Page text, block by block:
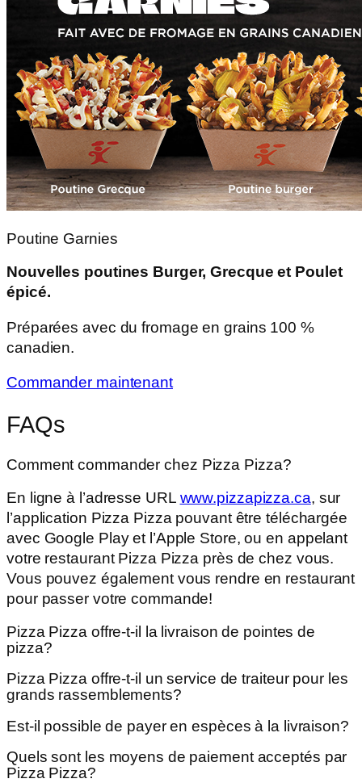
Poutine Garnies
Nouvelles poutines Burger, Grecque et Poulet
épicé.
Préparées avec du fromage en grains 100 %
canadien.
Commander maintenant
FAQs
Comment commander chez Pizza Pizza?
En ligne à l’adresse URL www.pizzapizza.ca, sur
l’application Pizza Pizza pouvant être téléchargée
avec Google Play et l’Apple Store, ou en appelant
votre restaurant Pizza Pizza près de chez vous.
Vous pouvez également vous rendre en restaurant
pour passer votre commande!
Pizza Pizza offre-t-il la livraison de pointes de
pizza?
Pizza Pizza offre-t-il un service de traiteur pour les
grands rassemblements?
Est-il possible de payer en espèces à la livraison?
Quels sont les moyens de paiement acceptés par
Pizza Pizza?